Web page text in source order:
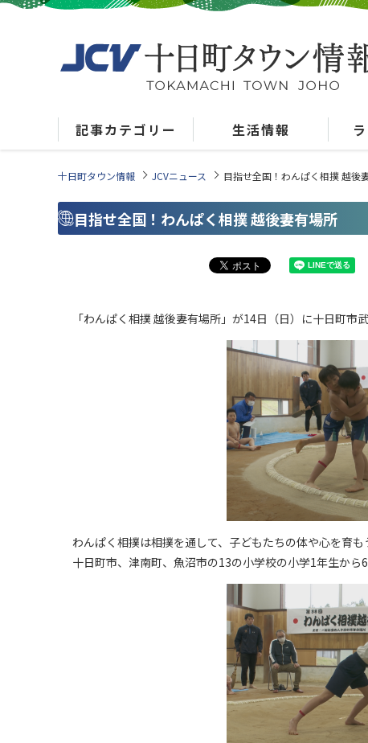
記事カテゴリー 生活情報
十日町タウン情報 JCVニュース 目指せ全国！わんぱく相撲 越後
目指せ全国！わんぱく相撲 越後妻有場所
「わんぱく相撲 越後妻有場所」が14日（日）に十日町市
わんぱく相撲は相撲を通して、子どもたちの体や心を育
十日町市、津南町、魚沼市の13の小学校の小学1年生から